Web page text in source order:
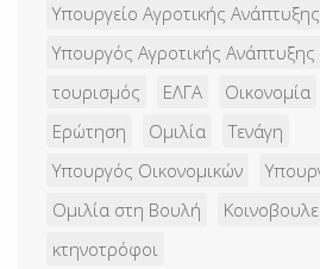
Υπουργείο Αγροτικής
Υπουργός Αγροτικής
τουρισμός
ΕΛΓΑ Οικονομία
Ερώτηση
Ομιλία
Τενάγη
Υπουργός Οικονομικών
Ομιλία στη Βουλή
κτηνοτρόφοι